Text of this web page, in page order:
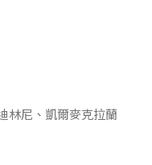
林尼、凱爾麥克拉蘭